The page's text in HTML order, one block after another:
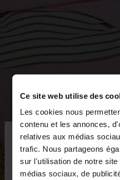
Ce site web utilise des
Les cookies nous
contenu et les annonces,
relatives aux médias
trafic. Nous partageons
sur l'utilisation de notre
médias sociaux, de
bonjour
Vous accédez au site
parcourir notre site au